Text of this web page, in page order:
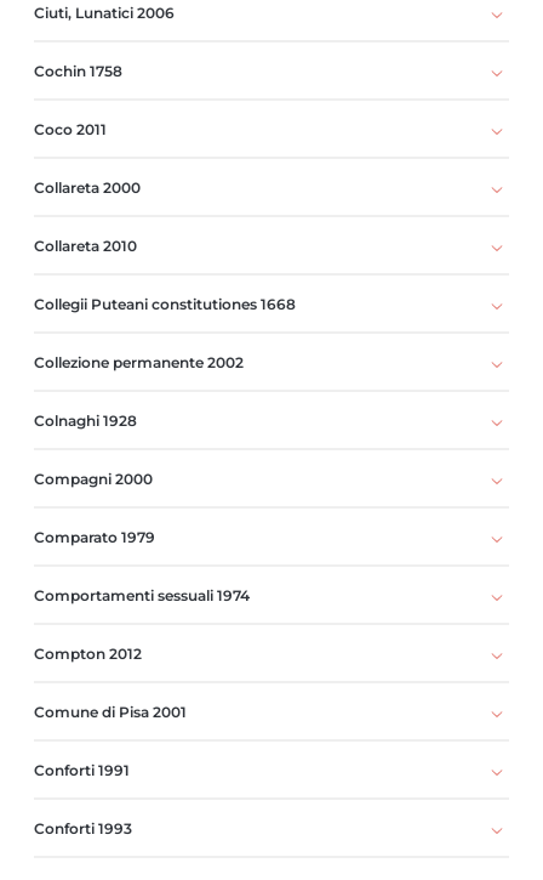
Ciuti, Lunatici 2006
Cochin 1758
Coco 2011
Collareta 2000
Collareta 2010
Collegii Puteani constitutiones 1668
Collezione permanente 2002
Colnaghi 1928
Compagni 2000
Comparato 1979
Comportamenti sessuali 1974
Compton 2012
Comune di Pisa 2001
Conforti 1991
Conforti 1993